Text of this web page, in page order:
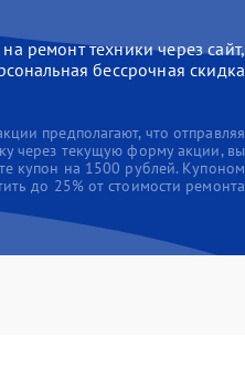
ремонт техники через сайт,
бессрочная скидка
предполагают, что отправляя
через текущую форму акции, вы
купон на 1500 рублей. Купоном
до 25% от стоимости ремонта